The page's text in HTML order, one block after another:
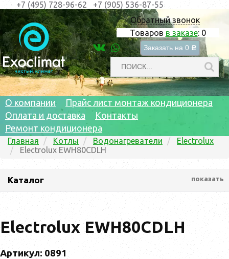
Обратный звонок
Товаров в заказе: 0
Заказать на 0 c
+7 (495) 728-96-62 +7 (905) 536-87-55
О компании
Прайс лист монтаж кондиционера
Оплата и доставка
Контакты
Ремонт кондиционера
Главная Котлы Водонагреватели
Electrolux
Electrolux EWH80CDLH
Каталог показать
Electrolux EWH80CDLH
Артикул: 0891